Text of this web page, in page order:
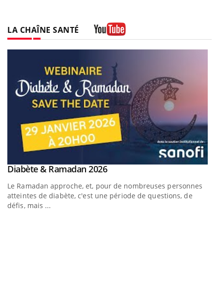
LA CHAÎNE SANTÉ
Youtube
Diabète & Ramadan 2026Youtube
Le Ramadan approche, et, pour de nombreuses personnes
atteintes de diabète, c'est une période de questions, de
défis, mais ...